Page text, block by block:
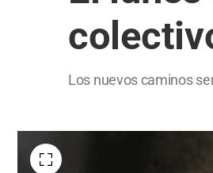
Los nuevos caminos